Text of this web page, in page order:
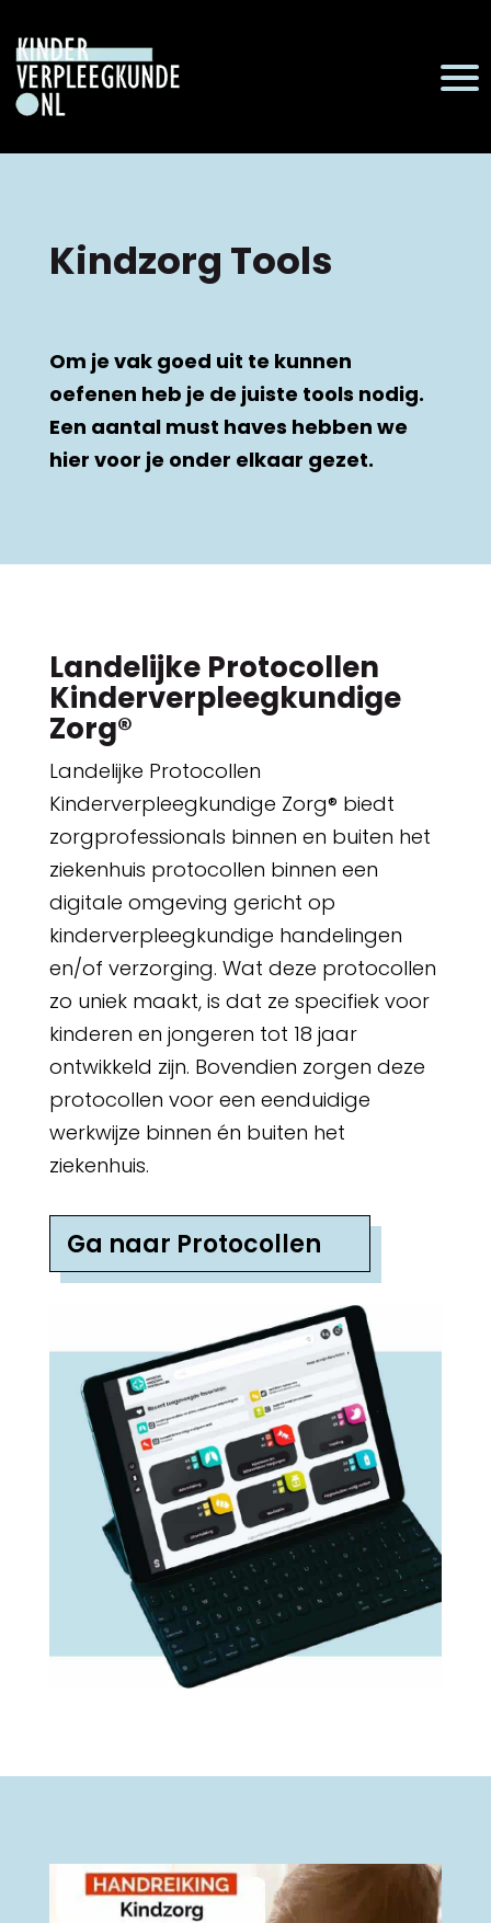
Kindzorg Tools
Om je vak goed uit te kunnen
oefenen heb je de juiste tools nodig.
Een aantal must haves hebben we
hier voor je onder elkaar gezet.
Landelijke Protocollen
Kinderverpleegkundige
Zorg®
Landelijke Protocollen
Kinderverpleegkundige Zorg® biedt
zorgprofessionals binnen en buiten het
ziekenhuis protocollen binnen een
digitale omgeving gericht op
kinderverpleegkundige handelingen
en/of verzorging. Wat deze protocollen
zo uniek maakt, is dat ze specifiek voor
kinderen en jongeren tot 18 jaar
ontwikkeld zijn. Bovendien zorgen deze
protocollen voor een eenduidige
werkwijze binnen én buiten het
ziekenhuis.
Ga naar Protocollen